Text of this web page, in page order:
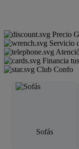
Precio
Servicio
Financia
Club Confo
Sofás